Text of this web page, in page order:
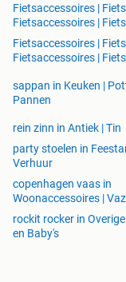
Fietsaccessoires |
Fietsaccessoires |
Fietsaccessoires |
Fietsaccessoires |
sappan in Keuken |
Pannen
rein zinn in Antiek | Tin
party stoelen in
Verhuur
copenhagen vaas in
Woonaccessoires |
rockit rocker in
en Baby's